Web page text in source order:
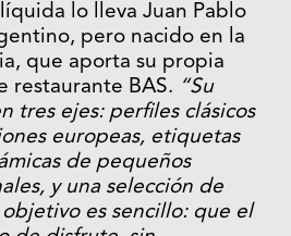
lo lleva Juan Pablo
pero nacido en la
que aporta su propia
restaurante BAS. “Su
tres ejes: perfiles clásicos
europeas, etiquetas
de pequeños
y una selección de
objetivo es sencillo: que el